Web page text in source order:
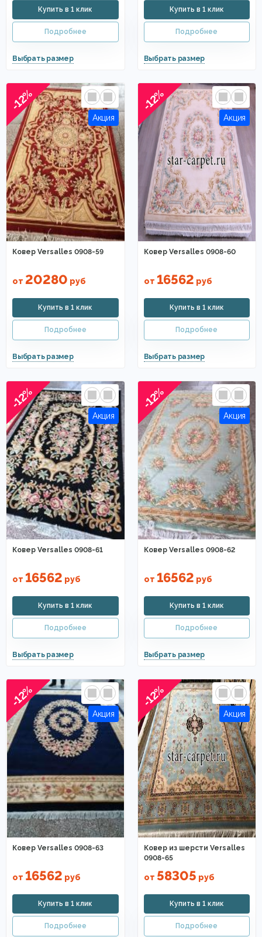
-12%
Ковер Versalles 0908-59
от 20280 руб
-12%
Ковер Versalles 0908-60
от 16562 руб
-12%
Ковер Versalles 0908-61
от 16562 руб
-12%
Ковер Versalles 0908-62
от 16562 руб
-12%
Ковер Versalles 0908-63
от 16562 руб
-12%
Ковер из шерсти Versalles
0908-65
от 58305 руб